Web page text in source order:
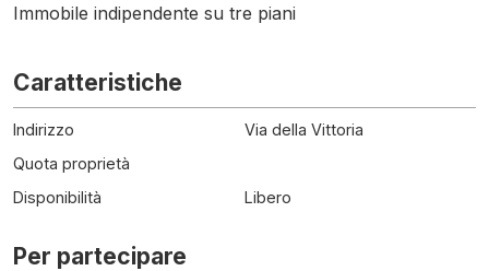
Immobile indipendente su tre piani
Caratteristiche
Indirizzo
Via della Vittoria
Quota proprietà
Disponibilità
Libero
Per partecipare